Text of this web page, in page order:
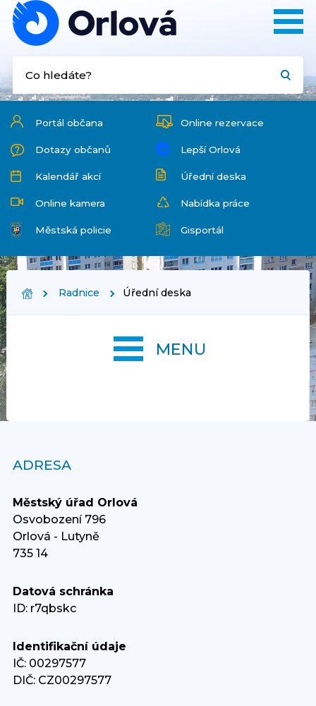
Portál občana Online rezervace
Dotazy občanů Lepší Orlová
Kalendář akcí Úřední deska
Online kamera Nabídka práce
Městská policie Gisportál
Radnice Úřední deska
MENU
ADRESA
Městský úřad Orlová
Osvobození 796
Orlová - Lutyně
735 14
Datová schránka
ID: r7qbskc
Identifikační údaje
IČ: 00297577
DIČ: CZ00297577